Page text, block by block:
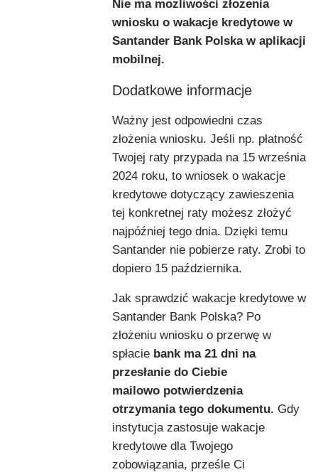
Nie ma możliwości złożenia
wniosku o wakacje kredytowe w
Santander Bank Polska w aplikacji
mobilnej.
Dodatkowe informacje
Ważny jest odpowiedni czas
złożenia wniosku. Jeśli np. płatność
Twojej raty przypada na 15 września
2024 roku, to wniosek o wakacje
kredytowe dotyczący zawieszenia
tej konkretnej raty możesz złożyć
najpóźniej tego dnia. Dzięki temu
Santander nie pobierze raty. Zrobi to
dopiero 15 października.
Jak sprawdzić wakacje kredytowe w
Santander Bank Polska? Po
złożeniu wniosku o przerwę w
spłacie bank ma 21 dni na
przesłanie do Ciebie
mailowo potwierdzenia
otrzymania tego dokumentu. Gdy
instytucja zastosuje wakacje
kredytowe dla Twojego
zobowiązania, prześle Ci